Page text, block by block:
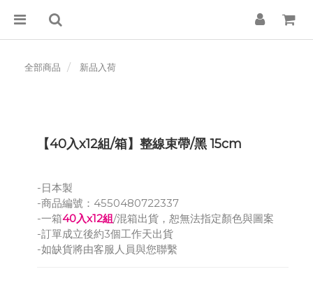
全部商品 新品入荷
【40入x12組/箱】整線束帶/黑 15cm
-日本製
-商品編號：4550480722337
-一箱40入x12組/混箱出貨，恕無法指定顏色與圖案
-訂單成立後約3個工作天出貨
-如缺貨將由客服人員與您聯繫